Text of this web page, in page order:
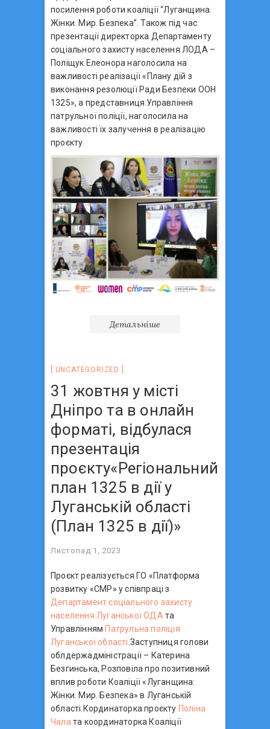
посилення роботи коаліції “Луганщина.
Жінки. Мир. Безпека”. Також під час
презентації директорка Департаменту
соціального захисту населення ЛОДА –
Поліщук Елеонора наголосила на
важливості реалізації «Плану дій з
виконання резолюції Ради Безпеки ООН
1325», а представниця Управління
патрульної поліції, наголосила на
важливості їх залучення в реалізацію
проєкту.
Детальніше
UNCATEGORIZED
31 жовтня у місті
Дніпро та в онлайн
форматі, відбулася
презентація
проєкту«Регіональний
план 1325 в дії у
Луганській області
(План 1325 в дії)»
Листопад 1, 2023
Проєкт реалізується ГО «Платформа
розвитку «СМР» у співпраці з
Департамент соціального захисту
населення Луганської ОДА та
УправліннямПатрульна поліція
Луганської області .Заступниця голови
облдержадміністрації – Катерина
Безгинська, Розповіла про позитивний
вплив роботи Коаліції «Луганщина:
Жінки. Мир. Безпека» в Луганській
області.Кординаторка проєкту Поліна
Чала та координаторка Коаліції